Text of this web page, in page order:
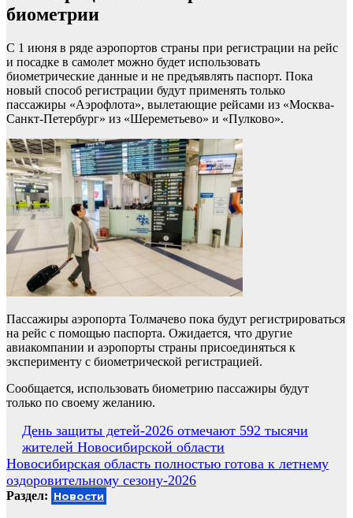
биометрии
С 1 июня в ряде аэропортов страны при регистрации на рейс
и посадке в самолет можно будет использовать
биометрические данные и не предъявлять паспорт. Пока
новый способ регистрации будут применять только
пассажиры «Аэрофлота», вылетающие рейсами из «Москва-
Санкт-Петербург» из «Шереметьево» и «Пулково».
Пассажиры аэропорта Толмачево пока будут регистрироваться
на рейс с помощью паспорта. Ожидается, что другие
авиакомпании и аэропорты страны присоединяться к
эксперименту с биометрической регистрацией.
Сообщается, использовать биометрию пассажиры будут
только по своему желанию.
Навигация
по
записям
День защиты детей-2026 отмечают 592 тысячи
жителей Новосибирской области
Новосибирская область полностью готова к летнему
оздоровительному сезону-2026
Раздел: Новости